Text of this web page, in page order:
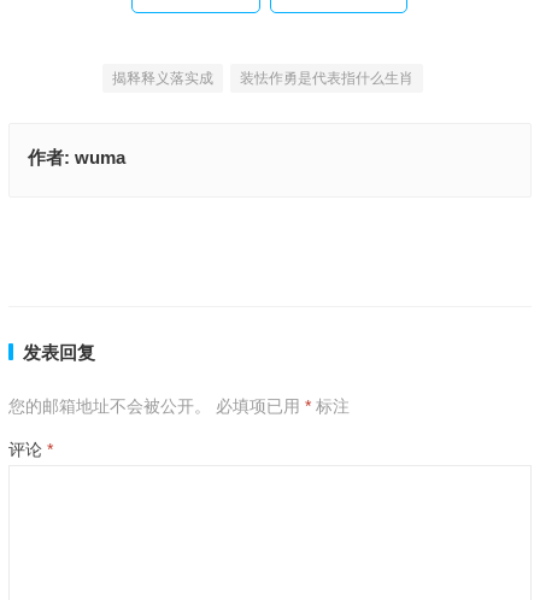
揭释释义落实成 装怯作勇是代表指什么生肖
作者: wuma
发表回复
您的邮箱地址不会被公开。 必填项已用 *标注
评论 *